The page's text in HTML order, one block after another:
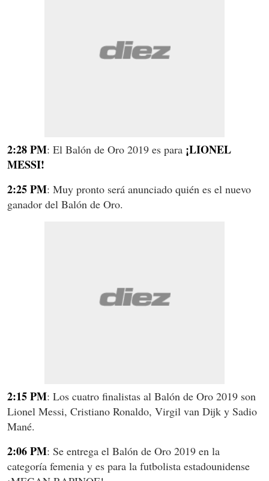
2:28 PM: El Balón de Oro 2019 es para ¡LIONEL
MESSI!
2:25 PM: Muy pronto será anunciado quién es el nuevo
ganador del Balón de Oro.
2:15 PM: Los cuatro finalistas al Balón de Oro 2019 son
Lionel Messi, Cristiano Ronaldo, Virgil van Dijk y Sadio
Mané.
2:06 PM: Se entrega el Balón de Oro 2019 en la
categoría femenia y es para la futbolista estadounidense